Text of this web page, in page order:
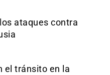
ataques contra
el tránsito en la